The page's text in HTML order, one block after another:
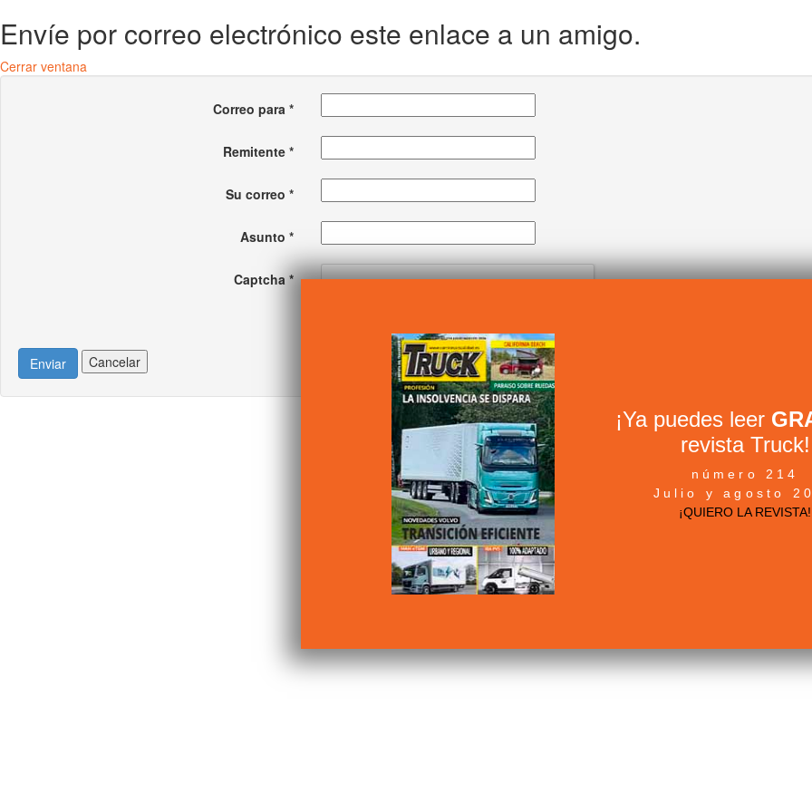
Envíe por correo electrónico este enlace a un amigo.
Cerrar ventana
Correo para*
Remitente*
Su correo *
Asunto *
Captcha*
Enviar Cancelar
¡Ya puedes leer
revista Truck!
número 214
Julio y agosto
¡QUIERO LA REVISTA!